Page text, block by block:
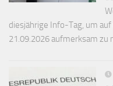
diesjährige Info-Tag, um
21.09.2026 aufmerksam zu